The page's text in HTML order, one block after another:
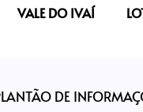
VALE DO IVAÍ
DE